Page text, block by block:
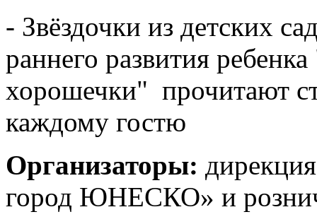
- Звёздочки из детских
раннего развития
хорошечки" прочитают
каждому гостю
Организаторы:
город ЮНЕСКО» и